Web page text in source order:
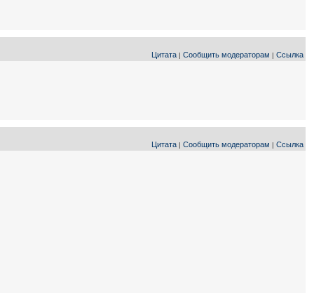
Цитата | Сообщить модераторам | Ссылка
Цитата | Сообщить модераторам | Ссылка